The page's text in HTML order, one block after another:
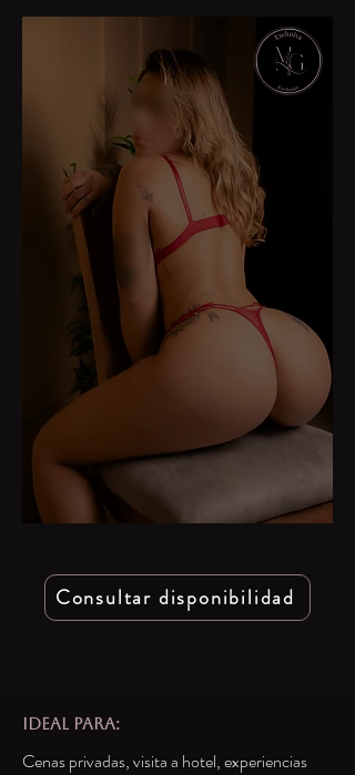
Consultar disponibilidad
IDEAL PARA:
Cenas privadas, visita a hotel, experiencias